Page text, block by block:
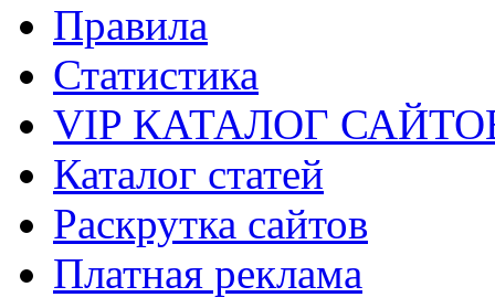
Правила
Статистика
VIP КАТАЛОГ
Каталог статей
Раскрутка сайтов
Платная реклама